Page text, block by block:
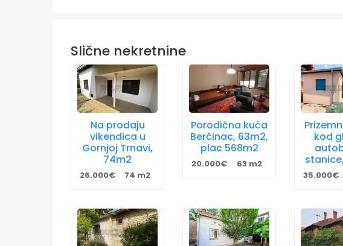
Slične nekretnine
Na prodaju
vikendica u
Gornjoj Trnavi,
74m2
26.000€ 74 m2
Porodična kuća
Berčinac, 63m2,
plac 568m2
20.000€ 63 m2
kod
35.000€